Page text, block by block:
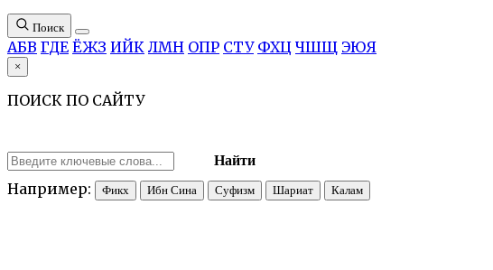
Поиск
АБВ ГДЕ ЁЖЗ ИЙК ЛМН ОПР СТУ ФХЦ ЧШЩ ЭЮЯ
×
ПОИСК ПО САЙТУ
Найти
Например: Фикх Ибн Сина Суфизм Шариат Калам